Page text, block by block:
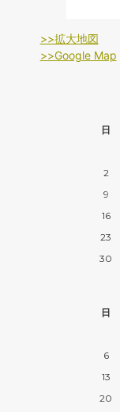
>>拡大地図
>>Google Map
日
2
9
16
23
30
日
6
13
20